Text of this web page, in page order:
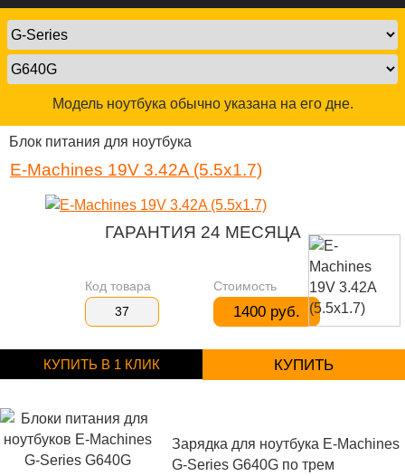
Модель ноутбука обычно указана на его дне.
Блок питания для ноутбука
E-Machines 19V 3.42A (5.5x1.7)
ГАРАНТИЯ 24 МЕСЯЦА
Код товара
37
Стоимость
1400 руб.
КУПИТЬ В 1 КЛИК КУПИТЬ
Зарядка для ноутбука E-Machines
G-Series G640G по трем